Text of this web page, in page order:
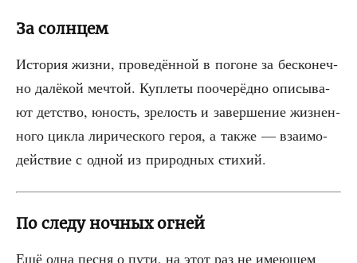
За солнцем
Исто­рия жиз­ни, про­ве­дён­ной в погоне за бес­ко­неч­
но далё­кой меч­той. Куп­ле­ты пооче­рёд­но опи­сы­ва­
ют дет­ство, юность, зре­лость и завер­ше­ние жиз­нен­
но­го цик­ла лири­че­ско­го героя, а так­же — вза­и­мо­
дей­ствие с одной из при­род­ных стихий.
По следу ночных огней
Ещё одна пес­ня о пути, на этот раз не име­ю­щем